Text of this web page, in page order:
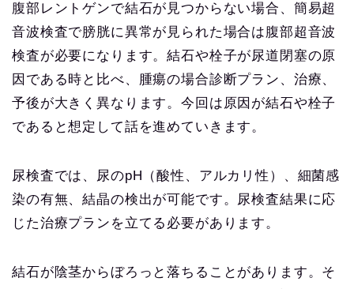
腹部レントゲンで結石が見つからない場合、簡易超
音波検査で膀胱に異常が見られた場合は腹部超音波
検査が必要になります。結石や栓子が尿道閉塞の原
因である時と比べ、腫瘍の場合診断プラン、治療、
予後が大きく異なります。今回は原因が結石や栓子
であると想定して話を進めていきます。
尿検査では、尿のpH（酸性、アルカリ性）、細菌感
染の有無、結晶の検出が可能です。尿検査結果に応
じた治療プランを立てる必要があります。
結石が陰茎からぼろっと落ちることがあります。そ